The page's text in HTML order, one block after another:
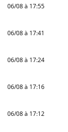
06/08 à 17:55
06/08 à 17:41
06/08 à 17:24
06/08 à 17:16
06/08 à 17:12